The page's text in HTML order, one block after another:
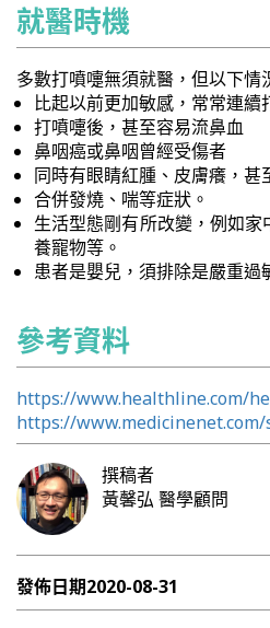
就醫時機
多數打噴嚏無須就醫，但以下
比起以前更加敏感，常常連續
打噴嚏後，甚至容易流鼻血
鼻咽癌或鼻咽曾經受傷者
同時有眼睛紅腫、皮膚癢，甚
合併發燒、喘等症狀。
生活型態剛有所改變，例如家
養寵物等。
患者是嬰兒，須排除是嚴重過
參考資料
https://www.healthline.com/
https://
撰稿者
黃馨弘 醫學顧問
發佈日期2020-08-31